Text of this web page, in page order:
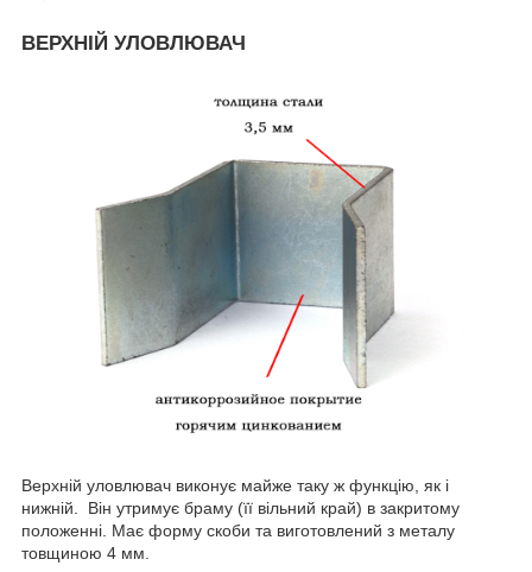
ВЕРХНІЙ УЛОВЛЮВАЧ
Верхній уловлювач виконує майже таку ж функцію, як і
нижній. Він утримує браму (її вільний край) в закритому
положенні. Має форму скоби та виготовлений з металу
товщиною 4 мм.